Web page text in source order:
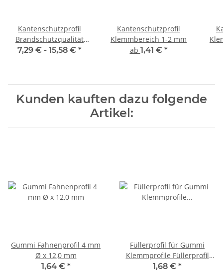
Kantenschutzprofil
Brandschutzqualität
gemäß DIN EN 45545-2
7,29 € - 15,58 € *
Kantenschutzprofil
Klemmbereich 1-2 mm
ab 1,41 € *
Kunden kauften dazu folgende
Artikel:
Gummi Fahnenprofil 4 mm
Ø x 12,0 mm
1,64 € *
Füllerprofil für Gummi
Klemmprofile Füllerprofil
Größe 3
1,68 € *